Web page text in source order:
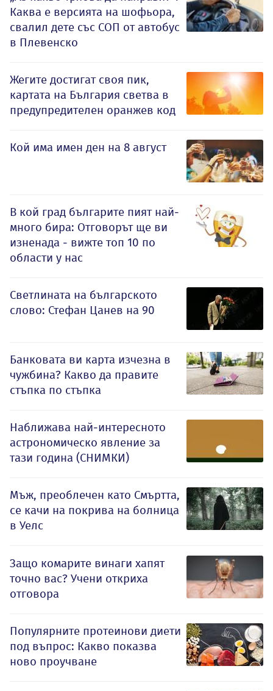
Каква е версията на шофьора,
свалил дете със СОП от автобус
в Плевенско
Жегите достигат своя пик,
картата на България светва в
предупредителен оранжев код
Кой има имен ден на 8 август
В кой град българите пият най-
много бира: Отговорът ще ви
изненада - вижте топ 10 по
области у нас
Светлината на българското
слово: Стефан Цанев на 90
Банковата ви карта изчезна в
чужбина? Какво да правите
стъпка по стъпка
Наближава най-интересното
астрономическо явление за
тази година (СНИМКИ)
Мъж, преоблечен като Смъртта,
се качи на покрива на болница
в Уелс
Защо комарите винаги хапят
точно вас? Учени откриха
отговора
Популярните протеинови диети
под въпрос: Какво показва
ново проучване